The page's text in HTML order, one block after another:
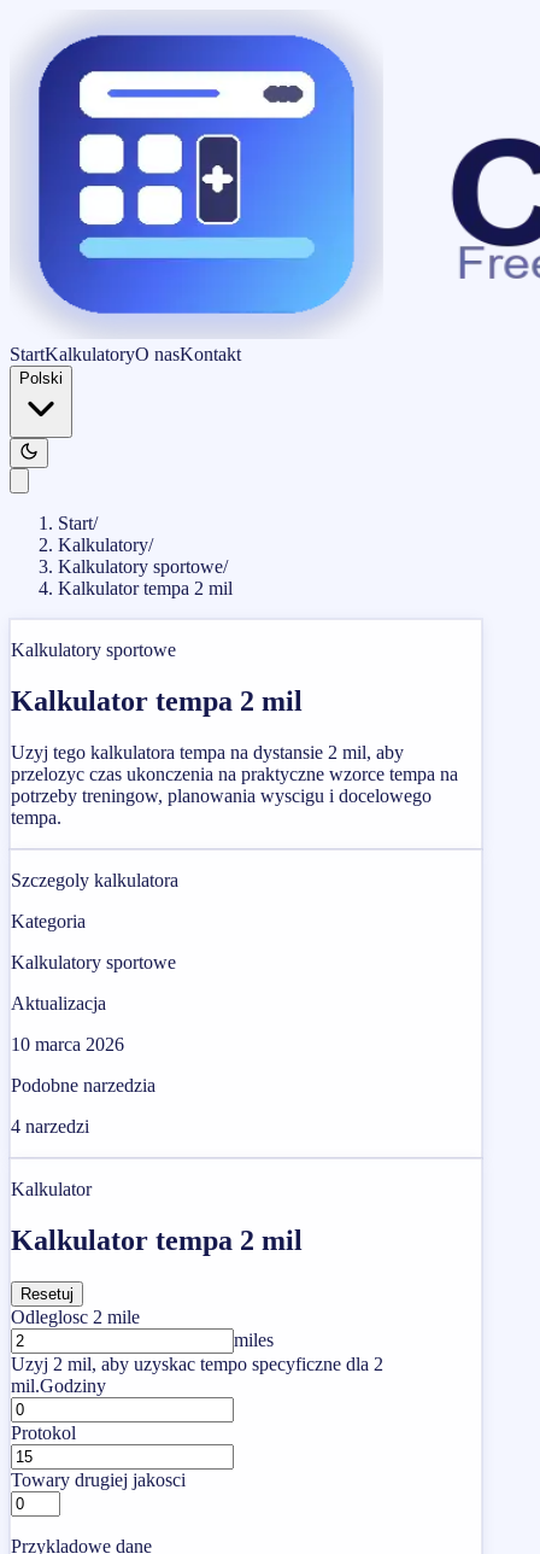
StartKalkulatoryO nasKontakt
Polski
Start/
Kalkulatory/
Kalkulatory sportowe/
Kalkulator tempa 2 mil
Kalkulatory sportowe
Kalkulator tempa 2 mil
Uzyj tego kalkulatora tempa na dystansie 2 mil, aby
przelozyc czas ukonczenia na praktyczne wzorce tempa na
potrzeby treningow, planowania wyscigu i docelowego
tempa.
Szczegoly kalkulatora
Kategoria
Kalkulatory sportowe
Aktualizacja
10 marca 2026
Podobne narzedzia
4 narzedzi
Kalkulator
Kalkulator tempa 2 mil
Resetuj
Odleglosc 2 mile
miles
Uzyj 2 mil, aby uzyskac tempo specyficzne dla 2
mil.Godziny
Protokol
Towary drugiej jakosci
Przykladowe dane